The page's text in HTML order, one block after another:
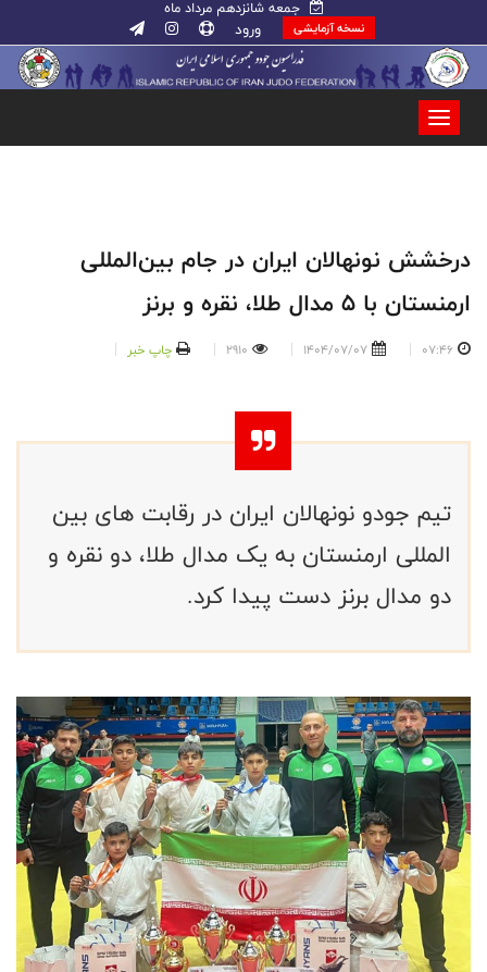
جمعه شانزدهم مرداد ماه
نسخه آزمایشی ورود
درخشش نونهالان ایران در جام بین‌المللی
ارمنستان با ۵ مدال طلا، نقره و برنز
07:46
1404/07/07
2910 چاپ خبر
تیم جودو نونهالان ایران در رقابت های بین
المللی ارمنستان به یک مدال طلا، دو نقره و
دو مدال برنز دست پیدا کرد.